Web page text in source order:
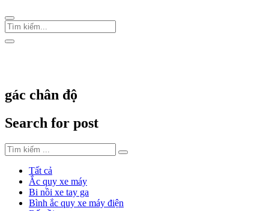
gác chân độ
Search for post
Tất cả
Ắc quy xe máy
Bi nồi xe tay ga
Bình ắc quy xe máy điện